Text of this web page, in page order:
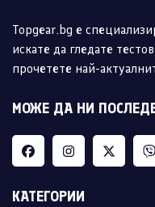
Topgear.bg е
искате да гледате
прочетете най-
МОЖЕ ДА НИ
КАТЕГОРИИ